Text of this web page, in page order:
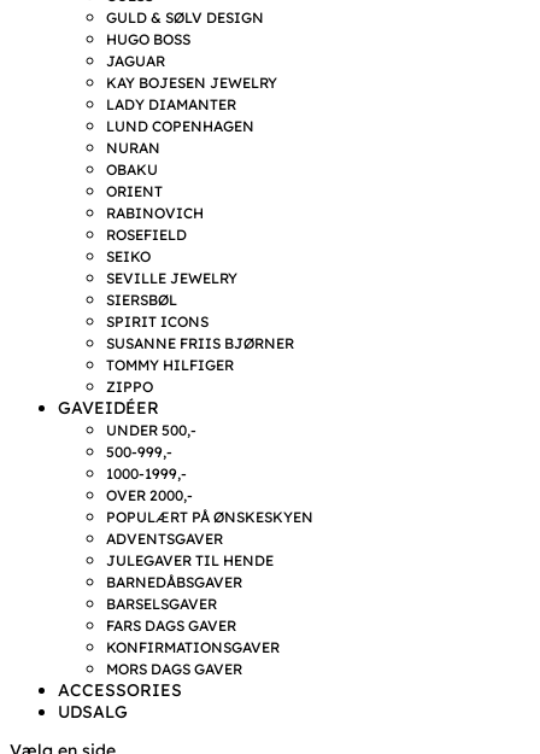
GULD & SØLV DESIGN
HUGO BOSS
JAGUAR
KAY BOJESEN JEWELRY
LADY DIAMANTER
LUND COPENHAGEN
NURAN
OBAKU
ORIENT
RABINOVICH
ROSEFIELD
SEIKO
SEVILLE JEWELRY
SIERSBØL
SPIRIT ICONS
SUSANNE FRIIS BJØRNER
TOMMY HILFIGER
ZIPPO
GAVEIDÉER
UNDER 500,-
500-999,-
1000-1999,-
OVER 2000,-
POPULÆRT PÅ ØNSKESKYEN
ADVENTSGAVER
JULEGAVER TIL HENDE
BARNEDÅBSGAVER
BARSELSGAVER
FARS DAGS GAVER
KONFIRMATIONSGAVER
MORS DAGS GAVER
ACCESSORIES
UDSALG